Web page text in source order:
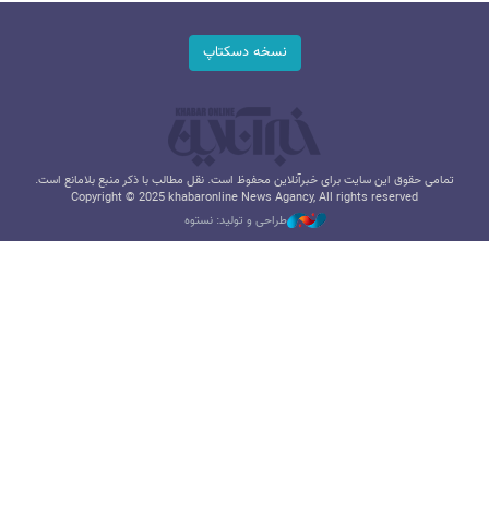
نسخه دسکتاپ
تمامی حقوق این سایت برای خبرآنلاین محفوظ است. نقل مطالب با ذکر منبع بلامانع است.
Copyright © 2025 khabaronline News Agancy, All rights reserved
طراحی و تولید: نستوه